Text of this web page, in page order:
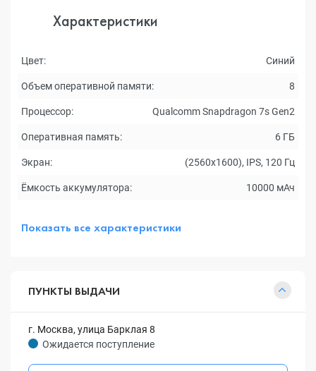
Характеристики
Цвет: Синий
Объем оперативной памяти: 8
Процессор: Qualcomm Snapdragon 7s Gen2
Оперативная память: 6 ГБ
Экран: (2560x1600), IPS, 120 Гц
Ёмкость аккумулятора: 10000 мАч
Показать все характеристики
ПУНКТЫ ВЫДАЧИ
г. Москва, улица Барклая 8
Ожидается поступление